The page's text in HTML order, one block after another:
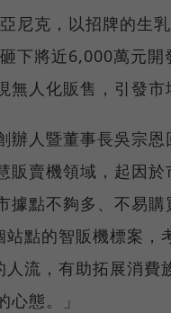
尼克，以招牌的生乳
下將近6,000萬元開
無人化販售，引發市
辦人暨董事長吳宗恩
販賣機領域，起因於
據點不夠多、不易購
點的智販機標案，
流，有助拓展消費
態。」